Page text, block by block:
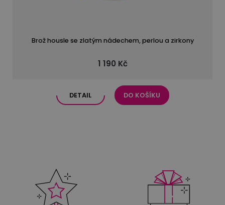
Brož housle se zlatým nádechem, perlou a zirkony
1 190 Kč
DETAIL DO KOŠÍKU